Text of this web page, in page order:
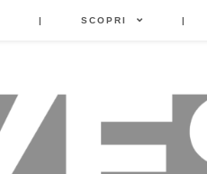
| SCOPRI |